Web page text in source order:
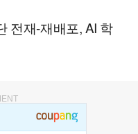
전재-재배포, AI 학